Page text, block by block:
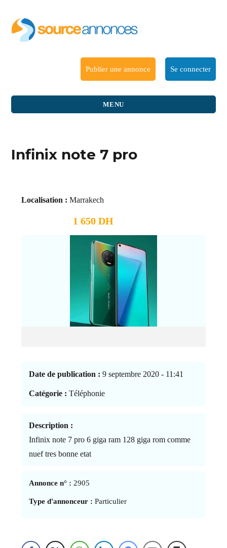
Publier une annonce Se connecter
MENU
Infinix note 7 pro
Localisation : Marrakech
1 650 DH
Date de publication : 9 septembre 2020 - 11:41
Catégorie : Téléphonie
Description :
Infinix note 7 pro 6 giga ram 128 giga rom comme
nuef tres bonne etat
Annonce n° : 2905
Type d'annonceur : Particulier